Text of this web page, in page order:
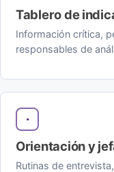
Tablero de
Información crítica,
responsables de
Orientación y
Rutinas de